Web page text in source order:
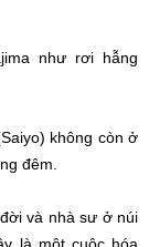
như rơi hẫng
không còn ở
đêm.
và nhà sư ở núi
là một cuộc hóa